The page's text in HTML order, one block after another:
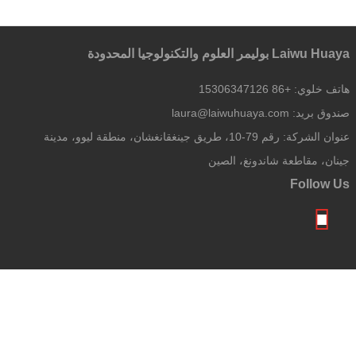
Laiwu Huaya بوليمر العلوم والتكنولوجيا المحدودة
هاتف خلوي: +86 15306347126
صندوق بريد: laura@laiwuhuaya.com
عنوان الشركة:
رقم 79-10، طريق جينغقانغشان، منطقة ليوو، مدينة
جينان، مقاطعة شاندونغ، الصين
Follow Us